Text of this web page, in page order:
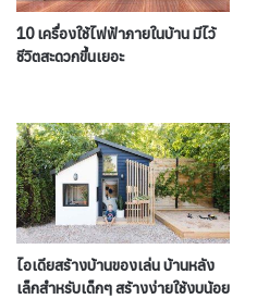
10 เครื่องใช้ไฟฟ้าภายในบ้าน มีไว้
ชีวิตสะดวกขึ้นเยอะ
ไอเดียสร้างบ้านของเล่น บ้านหลัง
เล็กสำหรับเด็กๆ สร้างง่ายใช้งบน้อย